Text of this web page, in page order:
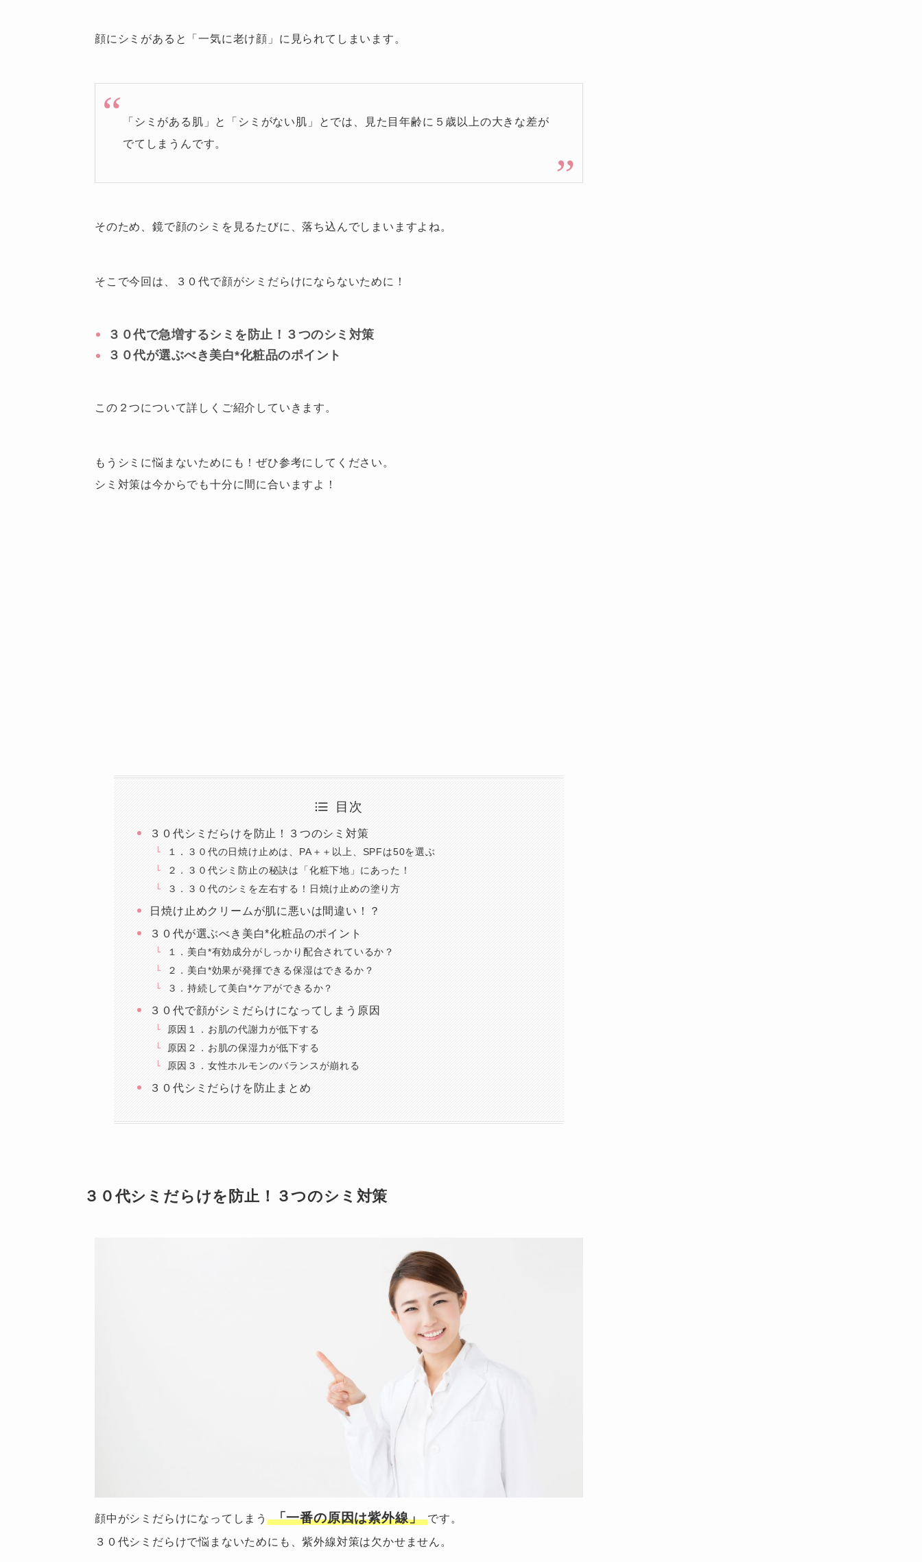
顔にシミがあると「一気に老け顔」に見られてしまいます。
「シミがある肌」と「シミがない肌」とでは、
見た目年齢に５歳以上の大きな差が
でてしまう んです。
そのため、鏡で顔のシミを見るたびに、落ち込んでしまいますよね。
そこで今回は、３０代で顔がシミだらけにならないために！
３０代で急増するシミを防止！３つのシミ対策
３０代が選ぶべき美白*化粧品のポイント
この２つについて詳しくご紹介していきます。
もうシミに悩まないためにも！ぜひ参考にしてください。
シミ対策は今からでも十分に間に合いますよ！
目次
３０代シミだらけを防止！３つのシミ対策
１．３０代の日焼け止めは、PA＋＋以上、SPFは50を選ぶ
２．３０代シミ防止の秘訣は「化粧下地」にあった！
３．３０代のシミを左右する！日焼け止めの塗り方
日焼け止めクリームが肌に悪いは間違い！？
３０代が選ぶべき美白*化粧品のポイント
１．美白*有効成分がしっかり配合されているか？
２．美白*効果が発揮できる保湿はできるか？
３．持続して美白*ケアができるか？
３０代で顔がシミだらけになってしまう原因
原因１．お肌の代謝力が低下する
原因２．お肌の保湿力が低下する
原因３．女性ホルモンのバランスが崩れる
３０代シミだらけを防止まとめ
３０代シミだらけを防止！３つのシミ対策
顔中がシミだらけになってしまう 「一番の原因は紫外線」 です。
３０代シミだらけで悩まないためにも、紫外線対策は欠かせません。